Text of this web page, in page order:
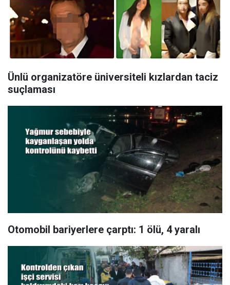
Ünlü organizatöre üniversiteli kızlardan taciz
suçlaması
Otomobil bariyerlere çarptı: 1 ölü, 4 yaralı